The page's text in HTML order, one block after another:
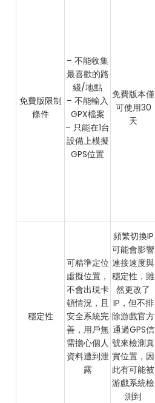
免費版限制
條件
– 不能收集
最喜歡的路
綫/地點
– 不能輸入
GPX檔案
– 只能在1台
設備上模擬
GPS位置
免費版本僅
可使用30
天
穩定性
可精準定位
虛擬位置，
不會出現卡
頓情況，且
安全系統完
善，用戶無
需擔心個人
資料遭到泄
露
頻繁切換IP
可能會影響
連接速度與
穩定性，雖
然更改了
IP，但不排
除游戲官方
通過GPS信
號來檢測真
實位置，因
此有可能被
游戲系統檢
測到